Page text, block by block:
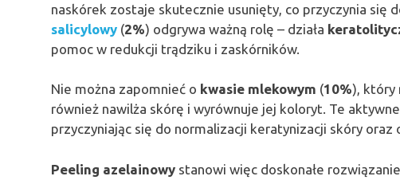
naskórek zostaje skutecznie usunięty, co przyczynia się
salicylowy (2%) odgrywa ważną rolę – działa
pomoc w redukcji trądziku i zaskórników.
Nie można zapomnieć o kwasie mlekowym (10%), który
również nawilża skórę i wyrównuje jej koloryt. Te
przyczyniając się do normalizacji keratynizacji skóry oraz
Peeling azelainowy stanowi więc doskonałe